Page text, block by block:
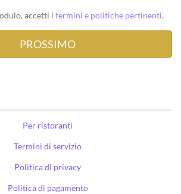
accetti i termini e politiche pertinenti.
Per ristoranti
Termini di servizio
Politica di privacy
Politica di pagamento